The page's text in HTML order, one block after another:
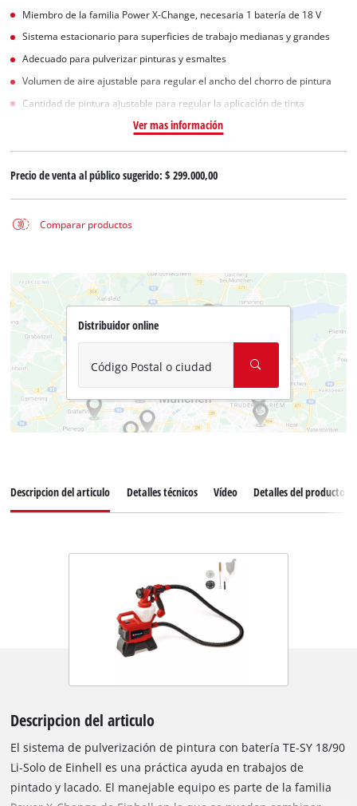
Miembro de la familia Power X-Change, necesaria 1 batería de 18 V
Sistema estacionario para superficies de trabajo medianas y grandes
Adecuado para pulverizar pinturas y esmaltes
Volumen de aire ajustable para regular el ancho del chorro de pintura
Cantidad de pintura ajustable para regular la aplicación de tinta
Ver mas información
Precio de venta al público sugerido:$ 299.000,00
Comparar productos
Distribuidor online
Código Postal o ciudad
Descripcion del articulo Detalles técnicos Vídeo Detalles del producto
Descripcion del articulo
El sistema de pulverización de pintura con batería TE-SY 18/90
Li-Solo de Einhell es una práctica ayuda en trabajos de
pintado y lacado. El manejable equipo es parte de la familia